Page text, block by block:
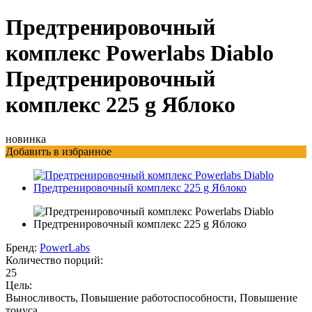
Предтренировочный
комплекс Powerlabs Diablo
Предтренировочный
комплекс 225 g Яблоко
новинка
Добавить в избранное
Бренд: PowerLabs
Количество порций:
25
Цель:
Выносливость, Повышение работоспособности, Повышение